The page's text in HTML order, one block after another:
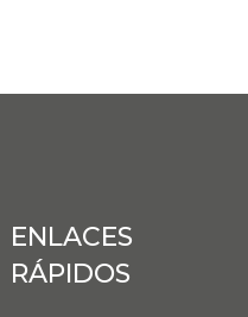
ENLACES
RÁPIDOS